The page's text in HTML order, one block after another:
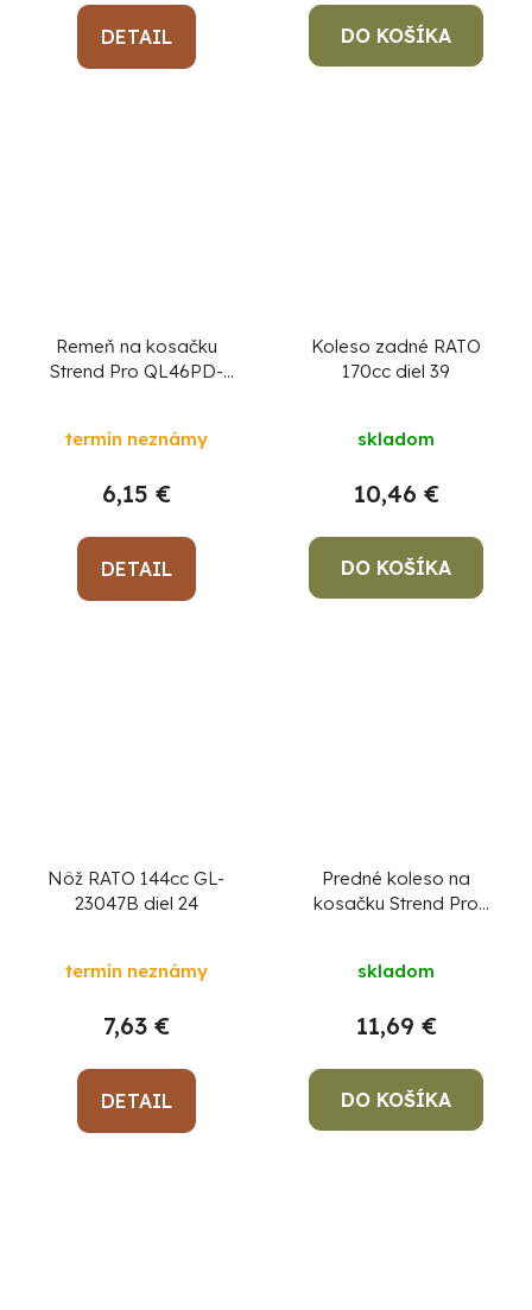
DETAIL DO KOŠÍKA
Remeň na kosačku
Strend Pro QL46PD-
termín neznámy
6,15 €
DETAIL
Koleso zadné RATO
170cc diel 39
skladom
10,46 €
DO KOŠÍKA
Nôž RATO 144cc GL-
23047B diel 24
termín neznámy
7,63 €
DETAIL
Predné koleso na
kosačku Strend Pro
4 ( 203 mm )
skladom
11,69 €
DO KOŠÍKA